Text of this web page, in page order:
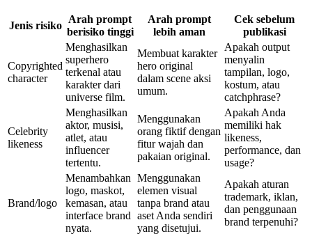
Jenis risiko
Arah prompt
berisiko tinggi
Arah prompt
lebih aman
Cek sebelum
publikasi
Copyrighted
character
Menghasilkan
superhero
terkenal atau
karakter dari
universe film.
Membuat karakter
hero original
dalam scene aksi
umum.
Apakah output
menyalin
tampilan, logo,
kostum, atau
catchphrase?
Celebrity
likeness
Menghasilkan
aktor, musisi,
atlet, atau
influencer
tertentu.
Menggunakan
orang fiktif dengan
fitur wajah dan
pakaian original.
Apakah Anda
memiliki hak
likeness,
performance, dan
usage?
Brand/logo
Menambahkan
logo, maskot,
kemasan, atau
interface brand
nyata.
Menggunakan
elemen visual
tanpa brand atau
aset Anda sendiri
yang disetujui.
Apakah aturan
trademark, iklan,
dan penggunaan
brand terpenuhi?